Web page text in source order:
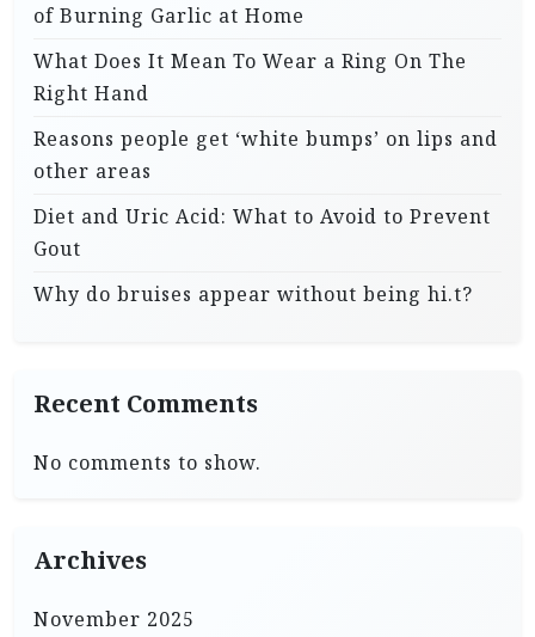
of Burning Garlic at Home
What Does It Mean To Wear a Ring On The
Right Hand
Reasons people get ‘white bumps’ on lips and
other areas
Diet and Uric Acid: What to Avoid to Prevent
Gout
Why do bruises appear without being hi.t?
Recent Comments
No comments to show.
Archives
November 2025